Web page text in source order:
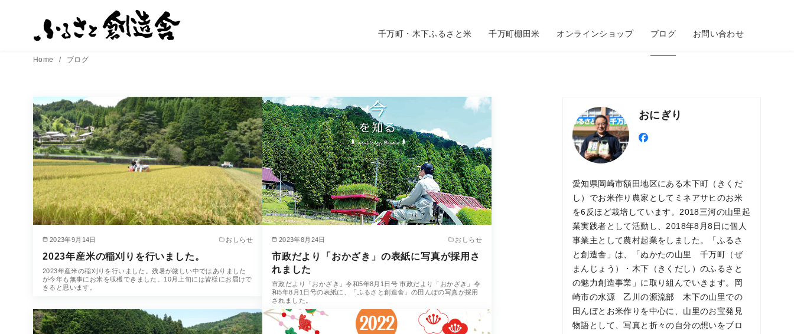
千万町・木下ふるさと米 千万町棚田米 オンラインショップ ブログ お問い合わせ
Home ブログ
2023年9月14日 おしらせ
2023年産米の稲刈りを行いました。
2023年産米の稲刈りを行いました。残暑が厳しい中ではありました
が今年も無事にお米を収穫できました。10月上旬には皆様にお届けで
きると思います。
2023年8月24日 おしらせ
市政だより「おかざき」の表紙に写真が採用さ
れました
市政だより「おかざき」令和5年8月1日号 市政だより「おかざき」令
和5年8月1日号の表紙に、「ふるさと創造舎」の田んぼの写真が採用
されました。
おにぎり
愛知県岡崎市額田地区にある木下町（きくだ
し）でお米作り農家としてミネアサヒのお米
を6反ほど栽培しています。2018三河の山里起
業実践者として活動し、2018年8月8日に個人
事業主として農村起業をしました。「ふるさ
と創造舎」は、「ぬかたの山里 千万町（ぜ
まんじょう）・木下（きくだし）のふるさと
の魅力創造事業」に取り組んでいきます。岡
崎市の水源 乙川の源流部 木下の山里での
田んぼとお米作りを中心に、山里のお宝発見
物語として、写真と折々の自分の想いをブロ